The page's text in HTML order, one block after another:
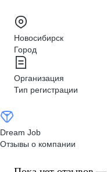
Новосибирск
Город
Организация
Тип регистрации
Dream Job
Отзывы о компании